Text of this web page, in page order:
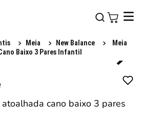
Meia New Balance
Meia
Baixo 3 Pares Infantil
cano baixo 3 pares